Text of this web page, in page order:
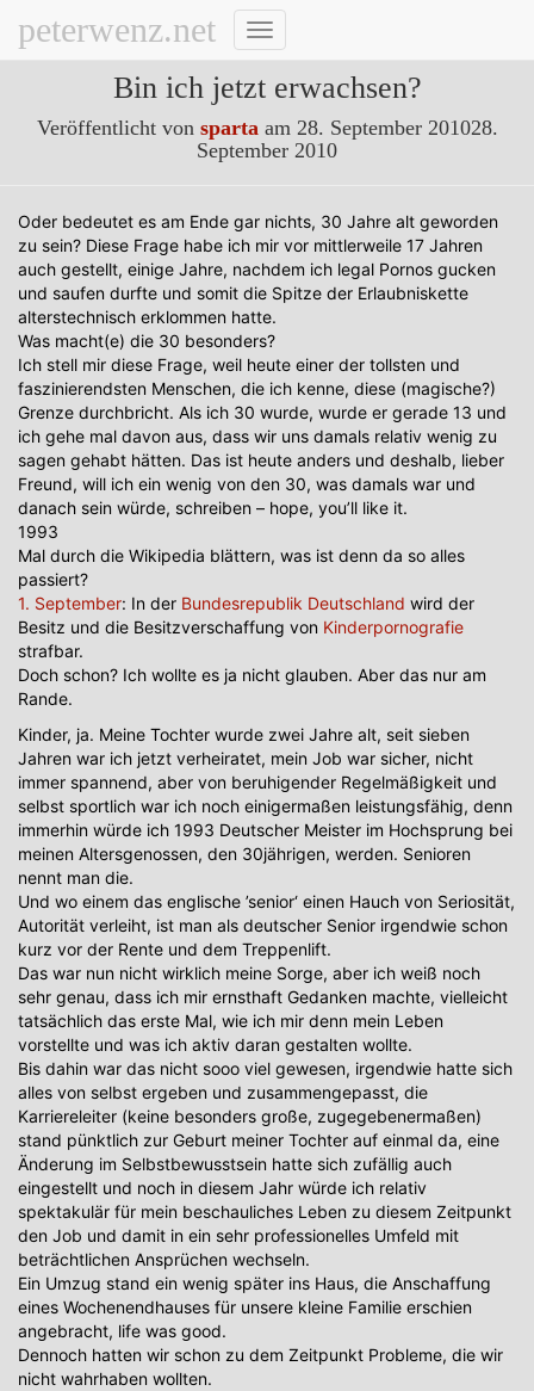
peterwenz.net
Navigation
Bin ich jetzt erwachsen?
Veröffentlicht von spartaam 28. September 201028.
September 2010
Oder bedeutet es am Ende gar nichts, 30 Jahre alt geworden
zu sein? Diese Frage habe ich mir vor mittlerweile 17 Jahren
auch gestellt, einige Jahre, nachdem ich legal Pornos gucken
und saufen durfte und somit die Spitze der Erlaubniskette
alterstechnisch erklommen hatte.
Was macht(e) die 30 besonders?
Ich stell mir diese Frage, weil heute einer der tollsten und
faszinierendsten Menschen, die ich kenne, diese (magische?)
Grenze durchbricht. Als ich 30 wurde, wurde er gerade 13 und
ich gehe mal davon aus, dass wir uns damals relativ wenig zu
sagen gehabt hätten. Das ist heute anders und deshalb, lieber
Freund, will ich ein wenig von den 30, was damals war und
danach sein würde, schreiben – hope, you’ll like it.
1993
Mal durch die Wikipedia blättern, was ist denn da so alles
passiert?
1. September: In der Bundesrepublik Deutschland wird der
Besitz und die Besitzverschaffung von Kinderpornografie
strafbar.
Doch schon? Ich wollte es ja nicht glauben. Aber das nur am
Rande.
Kinder, ja. Meine Tochter wurde zwei Jahre alt, seit sieben
Jahren war ich jetzt verheiratet, mein Job war sicher, nicht
immer spannend, aber von beruhigender Regelmäßigkeit und
selbst sportlich war ich noch einigermaßen leistungsfähig, denn
immerhin würde ich 1993 Deutscher Meister im Hochsprung bei
meinen Altersgenossen, den 30jährigen, werden. Senioren
nennt man die.
Und wo einem das englische ’senior‘ einen Hauch von Seriosität,
Autorität verleiht, ist man als deutscher Senior irgendwie schon
kurz vor der Rente und dem Treppenlift.
Das war nun nicht wirklich meine Sorge, aber ich weiß noch
sehr genau, dass ich mir ernsthaft Gedanken machte, vielleicht
tatsächlich das erste Mal, wie ich mir denn mein Leben
vorstellte und was ich aktiv daran gestalten wollte.
Bis dahin war das nicht sooo viel gewesen, irgendwie hatte sich
alles von selbst ergeben und zusammengepasst, die
Karriereleiter (keine besonders große, zugegebenermaßen)
stand pünktlich zur Geburt meiner Tochter auf einmal da, eine
Änderung im Selbstbewusstsein hatte sich zufällig auch
eingestellt und noch in diesem Jahr würde ich relativ
spektakulär für mein beschauliches Leben zu diesem Zeitpunkt
den Job und damit in ein sehr professionelles Umfeld mit
beträchtlichen Ansprüchen wechseln.
Ein Umzug stand ein wenig später ins Haus, die Anschaffung
eines Wochenendhauses für unsere kleine Familie erschien
angebracht, life was good.
Dennoch hatten wir schon zu dem Zeitpunkt Probleme, die wir
nicht wahrhaben wollten.